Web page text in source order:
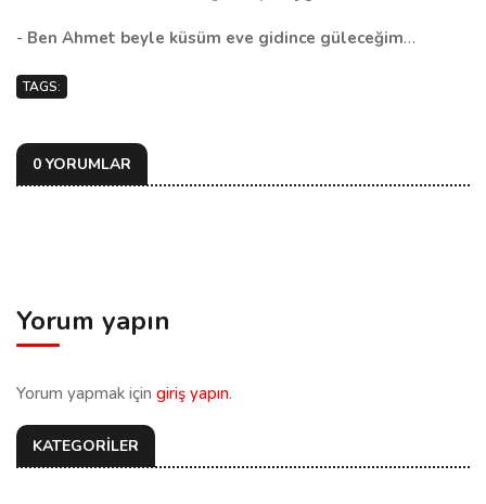
- Ben Ahmet beyle küsüm eve gidince güleceğim…
TAGS:
0 YORUMLAR
Yorum yapın
Yorum yapmak için giriş yapın.
KATEGORİLER